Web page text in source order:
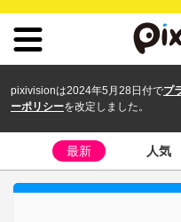
pixivisionは2024年5月28日付でプ
ーポリシーを改定しました。
最新 人気